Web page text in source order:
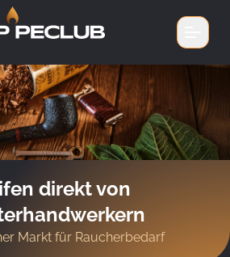
direkt von
Markt für Raucherbedarf